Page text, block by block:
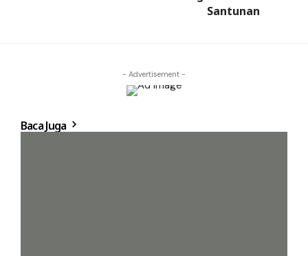
Santunan
- Advertisement -
Baca Juga